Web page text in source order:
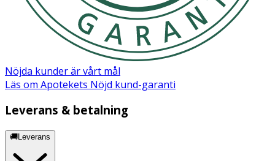
Nöjda kunder är vårt mål
Läs om Apotekets Nöjd kund-garanti
Leverans & betalning
🚚Leverans